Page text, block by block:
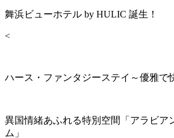
舞浜ビューホテル by HULIC 誕生！
<
ハース・ファンタジーステイ～優雅で
異国情緒あふれる特別空間「アラビア
ム」